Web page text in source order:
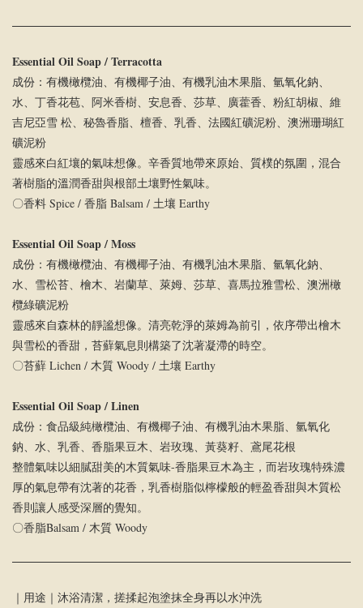
Essential Oil Soap / Terracotta
成份：有機橄欖油、有機椰子油、有機乳油木果脂、氫氧化鈉、
水、丁⾹花苞、阿⽶⾹樹、安息⾹、莎草、廣藿⾹、粉紅胡椒、維
吉尼亞雪 松、秘魯⾹脂、檀⾹、乳⾹、法國紅礦泥粉、澳洲珊瑚紅
礦泥粉
靈感來白紅壤的氣味想像。辛香質地帶來原始、質樸的氛圍，混合
著樹脂的溫潤香甜與根部土壤野性氣味。
〇香料 Spice / 香脂 Balsam / 土壤 Earthy
Essential Oil Soap / Moss
成份：有機橄欖油、有機椰子油、有機乳油木果脂、氫氧化鈉、
水、雪松苔、檜⽊、岩蘭草、萊姆、莎草、喜⾺拉雅雪松、澳洲橄
欖綠礦泥粉
靈感來自森林的靜謐想像。清亮乾淨的萊姆為前引，依序帶出檜木
與雪松的香甜，苔蘚氣息則構築了沈著凝滯的時空。
〇苔蘚 Lichen / 木質 Woody / 土壤 Earthy
Essential Oil Soap / Linen
成份：食品級純橄欖油、有機椰子油、有機乳油木果脂、氫氧化
鈉、水、乳⾹、⾹脂果⾖⽊、岩玫瑰、⿈葵籽、鳶尾花根
整體氣味以細膩甜美的木質氣味-香脂果豆木為主，而岩玫瑰特殊濃
厚的氣息帶有沈著的花香，乳香樹脂似檸檬般的輕盈香甜與木質松
香則讓人感受深層的覺知。
〇香脂Balsam / 木質 Woody
｜用途｜沐浴清潔，搓揉起泡塗抹全身再以水沖洗